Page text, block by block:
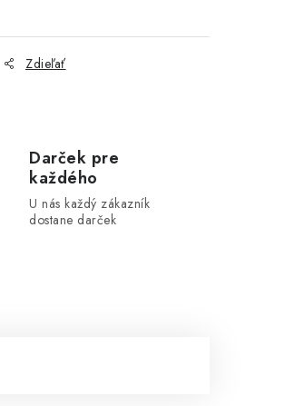
Zdieľať
Darček pre
každého
U nás každý zákazník
dostane darček